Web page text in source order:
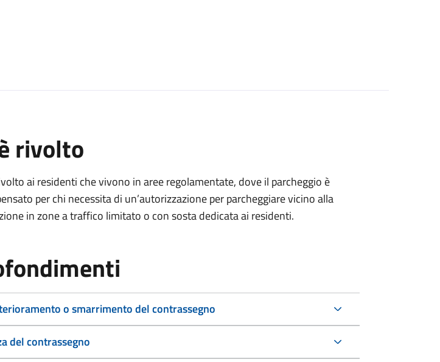
rivolto
ai residenti che vivono in aree regolamentate, dove il parcheggio è
per chi necessita di un’autorizzazione per parcheggiare vicino alla
in zone a traffico limitato o con sosta dedicata ai residenti.
o smarrimento del contrassegno
del contrassegno